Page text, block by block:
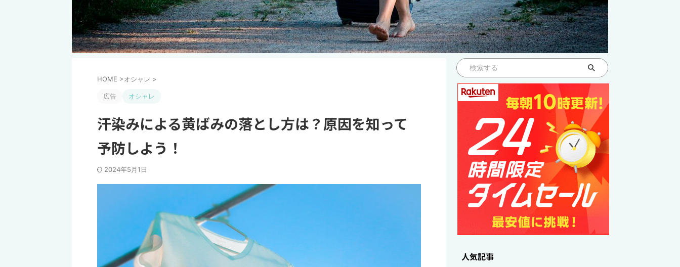
HOME >オシャレ >
広告 オシャレ
汗染みによる黄ばみの落とし方は？原因を知って
予防しよう！
2024年5月1日
人気記事